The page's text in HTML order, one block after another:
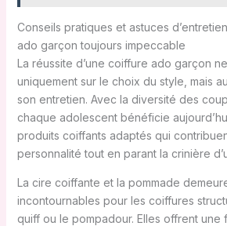
Conseils pratiques et astuces
ado garçon toujours impeccable
La réussite d’une coiffure ado garçon
uniquement sur le choix du style, mais
son entretien. Avec la diversité des
chaque adolescent bénéficie
produits coiffants adaptés qui
personnalité tout en parant la crinière
La cire coiffante et la pommade
incontournables pour les coiffures
quiff ou le pompadour. Elles offrent une